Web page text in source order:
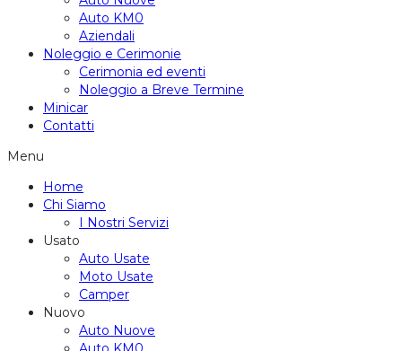
Auto KM0
Aziendali
Noleggio e Cerimonie
Cerimonia ed eventi
Noleggio a Breve Termine
Minicar
Contatti
Menu
Home
Chi Siamo
I Nostri Servizi
Usato
Auto Usate
Moto Usate
Camper
Nuovo
Auto Nuove